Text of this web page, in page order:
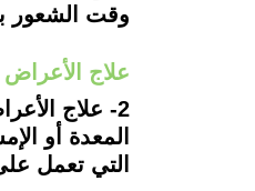
وقت الشعور
علاج
2- علاج
المعدة أو
التي تعمل